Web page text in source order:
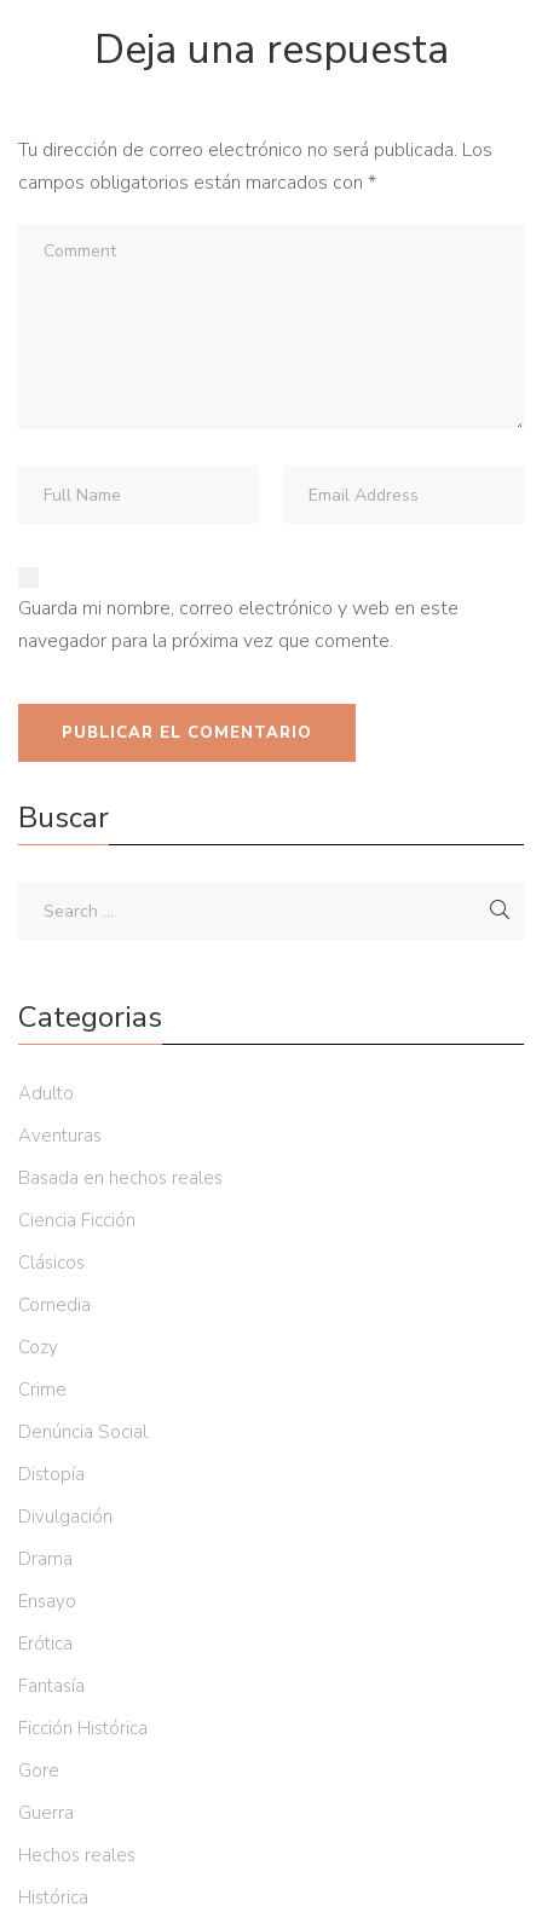
Deja una respuesta
Tu dirección de correo electrónico no será publicada. Los
campos obligatorios están marcados con *
Guarda mi nombre, correo electrónico y web en este
navegador para la próxima vez que comente.
Buscar
Categorias
Adulto
Aventuras
Basada en hechos reales
Ciencia Ficción
Clásicos
Comedia
Cozy
Crime
Denúncia Social
Distopía
Divulgación
Drama
Ensayo
Erótica
Fantasía
Ficción Histórica
Gore
Guerra
Hechos reales
Histórica